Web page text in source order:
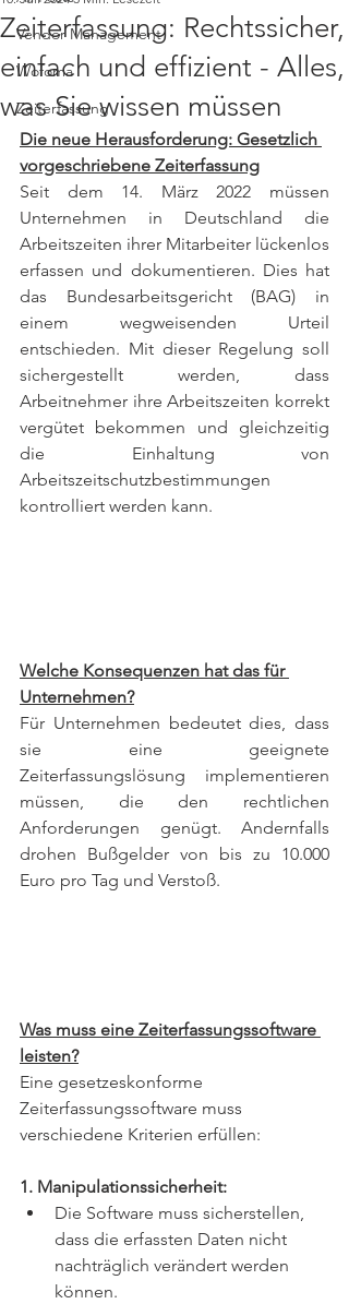
Vendor Management
Wofoma
Zeiterfassung
Zeiterfassung: Rechtssicher,
einfach und effizient - Alles,
was Sie wissen müssen
Die neue Herausforderung: Gesetzlich
vorgeschriebene Zeiterfassung
Seit dem 14. März 2022 müssen
Unternehmen in Deutschland die
Arbeitszeiten ihrer Mitarbeiter lückenlos
erfassen und dokumentieren. Dies hat
das Bundesarbeitsgericht (BAG) in
einem wegweisenden Urteil
entschieden. Mit dieser Regelung soll
sichergestellt werden, dass
Arbeitnehmer ihre Arbeitszeiten korrekt
vergütet bekommen und gleichzeitig
die Einhaltung von
Arbeitszeitschutzbestimmungen
kontrolliert werden kann.
Welche Konsequenzen hat das für
Unternehmen?
Für Unternehmen bedeutet dies, dass
sie eine geeignete
Zeiterfassungslösung implementieren
müssen, die den rechtlichen
Anforderungen genügt. Andernfalls
drohen Bußgelder von bis zu 10.000
Euro pro Tag und Verstoß.
Was muss eine Zeiterfassungssoftware
leisten?
Eine gesetzeskonforme
Zeiterfassungssoftware muss
verschiedene Kriterien erfüllen:
1. Manipulationssicherheit:
Die Software muss sicherstellen,
dass die erfassten Daten nicht
nachträglich verändert werden
können.